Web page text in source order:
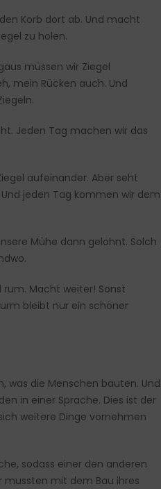
Korb dort ab. Und macht
zu holen.
müssen wir Ziegel
mein Rücken auch. Und
Jeden Tag machen wir das
aufeinander. Aber seht
jeden Tag kommen wir dem
Mühe dann gelohnt. Solch
Macht weiter! Sonst
bleibt nur ein schöner
was die Menschen bauten. Und
in einer Sprache. Dies ist der
weitere Dinge vornehmen
sodass einer den anderen
mussten mit dem Bau ihres